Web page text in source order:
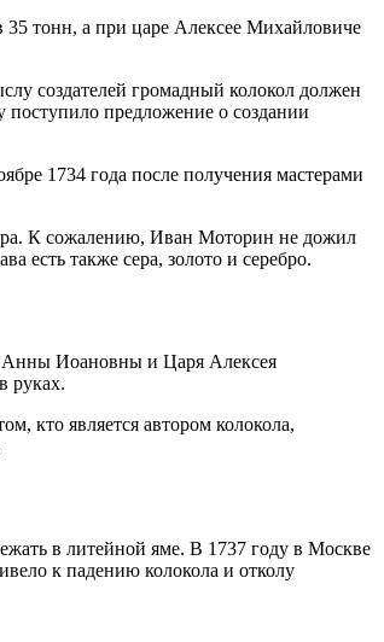
35 тонн, а при царе Алексее Михайловиче
создателей громадный колокол должен
поступило предложение о создании
1734 года после получения мастерами
К сожалению, Иван Моторин не дожил
есть также сера, золото и серебро.
Анны Иоановны и Царя Алексея
руках.
кто является автором колокола,
в литейной яме. В 1737 году в Москве
к падению колокола и отколу